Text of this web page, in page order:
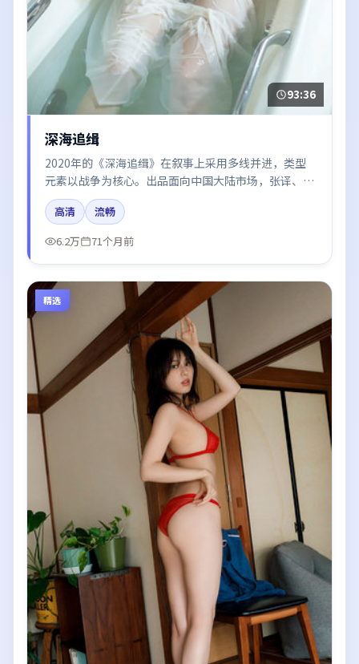
93:36
深海追缉
2020年的《深海追缉》在叙事上采用多线并进，类型
元素以战争为核心。出品面向中国大陆市场，张译、朱
一龙、周冬雨、刘亦菲、段奕宏所饰角色推动关键反
转，结尾留白引发讨论。
高清
流畅
6.2万
71个月前
精选